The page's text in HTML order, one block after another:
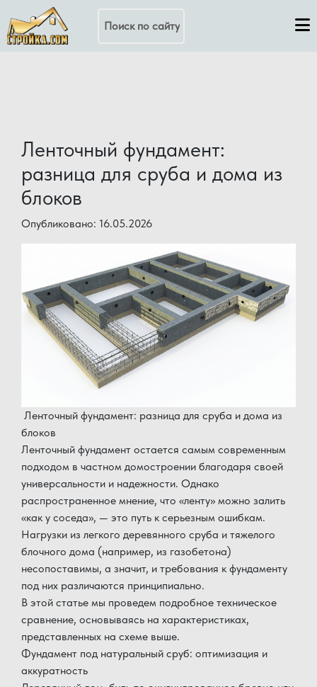
Ленточный фундамент:
разница для сруба и дома из
блоков
Опубликовано: 16.05.2026
Ленточный фундамент: разница для сруба и дома из
блоков
Ленточный фундамент остается самым современным
подходом в частном домостроении благодаря своей
универсальности и надежности. Однако
распространенное мнение, что «ленту» можно залить
«как у соседа», — это путь к серьезным ошибкам.
Нагрузки из легкого деревянного сруба и тяжелого
блочного дома (например, из газобетона)
несопоставимы, а значит, и требования к фундаменту
под них различаются принципиально.
В этой статье мы проведем подробное техническое
сравнение, основываясь на характеристиках,
представленных на схеме выше.
Фундамент под натуральный сруб: оптимизация и
аккуратность